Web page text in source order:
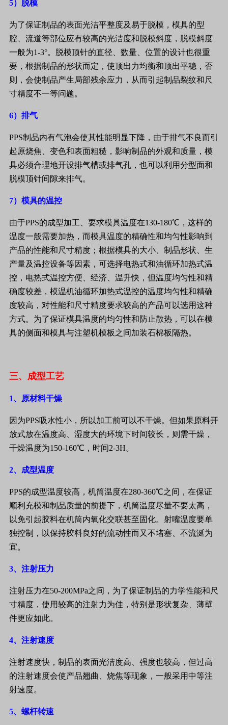
5）脱模
为了保证制品的表面光洁平整度及易于脱模，模具的型
腔、流道等部位应有较高的光洁度和脱模斜度，脱模斜度
一般为1-3°。脱模顶针的直径、数量、位置的设计也很重
要，根据制品的形状而定，使顶出力均衡和顶出平稳，否
则，会使制品产生局部残余应力，从而引起制品裂纹和尺
寸精度不一等问题。
6）排气
PPS制品内有气泡会使其性能明显下降，由于排气不良而引
起原烧焦、变色和表面粗糙，影响制品的外观和质量，模
具必须合理地开设排气槽或排气孔，也可以利用分型面和
脱模顶针间隙来排气。
7）模具的温控
由于PPS的成型加工、要求模具温度在130-180℃，这样的
温度一般需要加热，而模具温度的精确性和均匀性影响到
产品的性能和尺寸精度；根据模具的大小、制品形状、生
产量及温控设备等因素，可选择电热式和油循环加热式温
控，电热式温控方便、经济、温升快，但温度均匀性和精
确度较差，模温机油循环加热式温控的温度均匀性和精确
度较高，对性能和尺寸精度要求较高的产品可以选用这种
方式。为了保证模具温度的均匀性和防止散热，可以在模
具的侧面和模具与注塑机模板之间加装石棉板隔热。
三、成型工艺
1、原材料干燥
因为PPS吸水性小，所以加工前可以不干燥。但如果原料开
放式放在温度高、湿度大的环境下时间较长，则需干燥，
干燥温度为150-160℃，时间2-3H。
2、成型温度
PPS的成型温度较高，机筒温度在280-360℃之间，在保证
顺利充模和制品质量的前提下，机筒温度尽量不要太高，
以免引起胶料在机筒内氧化交联甚至固化。射嘴温度要单
独控制，以保持胶料良好的流动性而又不堵塞、不流涎为
宜。
3、注射压力
注射压力在50-200MPa之间，为了保证制品的力学性能和尺
寸精度，使用较高的注射力为佳，特别是形状复杂、薄壁
件更应如此。
4、注射速度
注射速度快，制品的表面光洁度高、强度也较高，但过高
的注射速度会使产品翘曲、烧焦等现象，一般采用中等注
射速度。
5、螺杆转速